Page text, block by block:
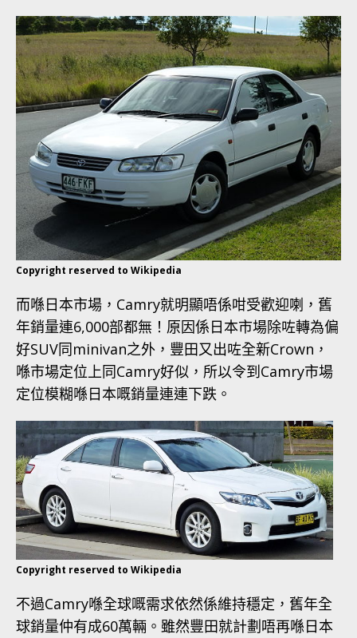
Copyright reserved to Wikipedia
而喺日本市場，Camry就明顯唔係咁受歡迎喇，舊
年銷量連6,000部都無！原因係日本市場除咗轉為偏
好SUV同minivan之外，豐田又出咗全新Crown，
喺市場定位上同Camry好似，所以令到Camry市場
定位模糊喺日本嘅銷量連連下跌。
Copyright reserved to Wikipedia
不過Camry喺全球嘅需求依然係維持穩定，舊年全
球銷量仲有成60萬輛。雖然豐田就計劃唔再喺日本